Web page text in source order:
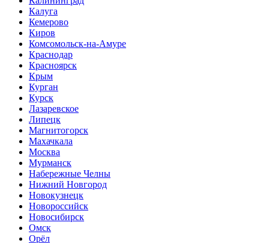
Калуга
Кемерово
Киров
Комсомольск-на-Амуре
Краснодар
Красноярск
Крым
Курган
Курск
Лазаревское
Липецк
Магнитогорск
Махачкала
Москва
Мурманск
Набережные Челны
Нижний Новгород
Новокузнецк
Новороссийск
Новосибирск
Омск
Орёл